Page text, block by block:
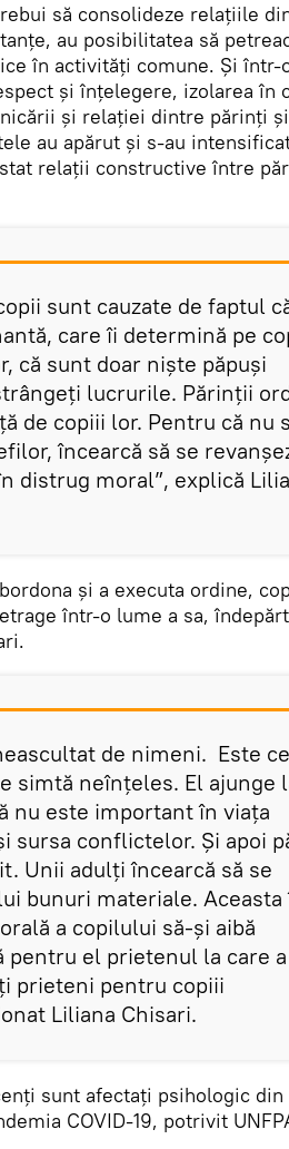
să consolideze relațiile
au posibilitatea să
în activități comune. Și într-
și înțelegere, izolarea în
și relației dintre părinți
au apărut și s-au
relații constructive între
sunt cauzate de faptul
care îi determină pe
că sunt doar niște păpuși
lucrurile. Părinții
de copiii lor. Pentru că nu
încearcă să se
distrug moral”, explică
și a executa ordine,
într-o lume a sa,
de nimeni. Este
simtă neînțeles. El ajunge
nu este important în viața
sursa conflictelor. Și apoi
Unii adulți încearcă să se
bunuri materiale. Aceasta
a copilului să-și aibă
pentru el prietenul la care
prieteni pentru copiii
Liliana Chisari.
sunt afectați psihologic din
COVID-19, potrivit